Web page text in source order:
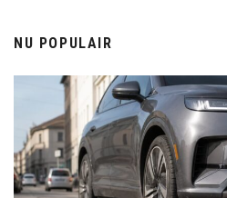
NU POPULAIR